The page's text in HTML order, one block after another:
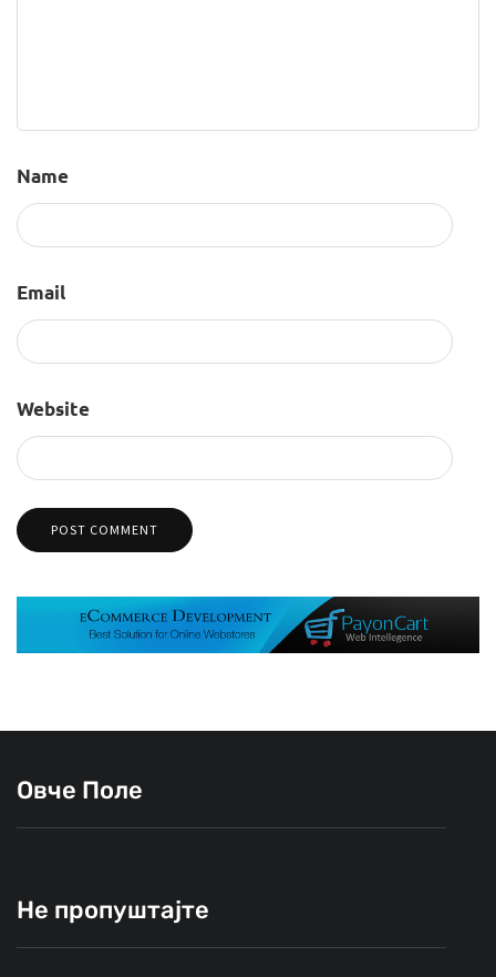
Name
Email
Website
Овче Поле
Не пропуштајте